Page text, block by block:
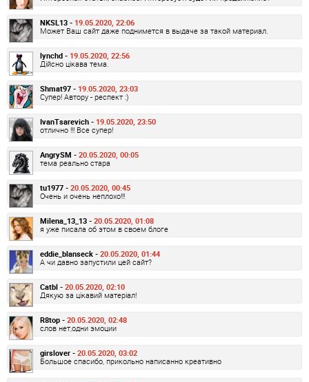
NKSL13 - 19.05.2020, 22:06
Может Ваш сайт даже поднимется в выдаче за такой материал.
lynchd - 19.05.2020, 22:56
Дійсно цікава тема.
Shmat97 - 19.05.2020, 23:03
Супер! Автору - респект :)
IvanTsarevich - 19.05.2020, 23:50
отлично !!! Все супер!
AngrySM - 20.05.2020, 00:05
тема реально стара
tu1977 - 20.05.2020, 00:45
Очень и очень неплохо!!!
Milena_13_13 - 20.05.2020, 01:08
я уже писала об этом в своем блоге
eddie_blanseck - 20.05.2020, 01:44
А чи давно запустили цей сайт?
Catbl - 20.05.2020, 02:10
Дякую за цікавий матеріал!
R8top - 20.05.2020, 02:48
слов нет,одни эмоции
girslover - 20.05.2020, 03:02
Большое спасибо, прикольно написанно креативно